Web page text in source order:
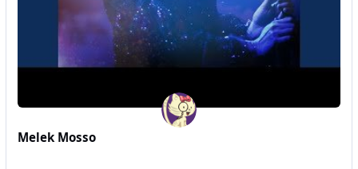
Melek Mosso